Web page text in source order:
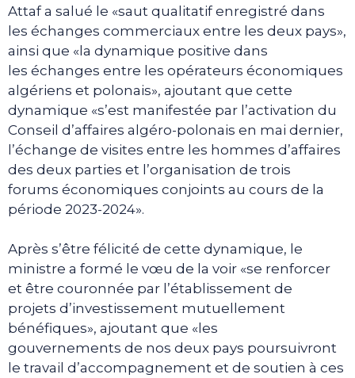
Attaf a salué le «saut qualitatif enregistré dans
les échanges commerciaux entre les deux pays»,
ainsi que «la dynamique positive dans
les échanges entre les opérateurs économiques
algériens et polonais», ajoutant que cette
dynamique «s’est manifestée par l’activation du
Conseil d’affaires algéro-polonais en mai dernier,
l’échange de visites entre les hommes d’affaires
des deux parties et l’organisation de trois
forums économiques conjoints au cours de la
période 2023-2024».
Après s’être félicité de cette dynamique, le
ministre a formé le vœu de la voir «se renforcer
et être couronnée par l’établissement de
projets d’investissement mutuellement
bénéfiques», ajoutant que «les
gouvernements de nos deux pays poursuivront
le travail d’accompagnement et de soutien à ces